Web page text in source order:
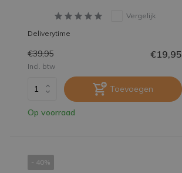
Toon meer
Verbruik - Wattage
<2W
2-5W
6-10W(8)
26-30W
Vergelijk
Deliverytime
€39,95 €19,95
Incl. btw
Toevoegen
Op voorraad
- 40%